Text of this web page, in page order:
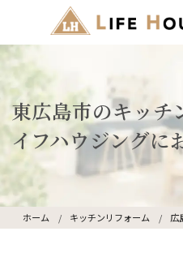
東広島市のキッチ
イフハウジングに
ホーム キッチンリフォーム 広